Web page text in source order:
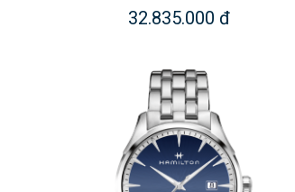
32.835.000 đ